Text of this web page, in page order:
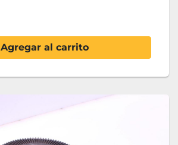
Agregar al carrito